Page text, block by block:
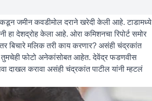
जमीन कवडीमोल दराने खरेदी केली आहे. टाडामध्ये
हा देशद्रोह केला आहे. ओरा कमिशनचा रिपोर्ट समोर
मलिक तरी काय करणार? असंही चंद्रकांत
फोटो अनेकांसोबत आहेत. देवेंद्र फडणवीस
करावा असंही चंद्रकांत पाटील यांनी म्हटलं